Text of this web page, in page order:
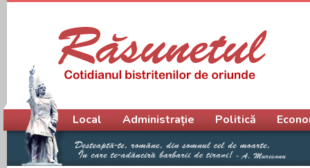
Meniu principal
Local Administrație Politică